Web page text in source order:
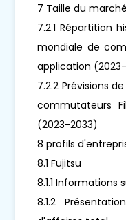
7 Taille du
7.2.1 Répartition
mondiale de
application
7.2.2 Prévisions
commutateurs
(2023-2033)
8 profils
8.1 Fujitsu
8.1.1 Informations
8.1.2